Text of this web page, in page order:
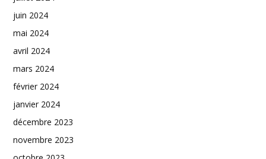
juin 2024
mai 2024
avril 2024
mars 2024
février 2024
janvier 2024
décembre 2023
novembre 2023